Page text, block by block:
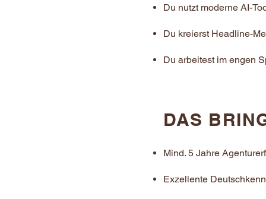
Du nutzt moderne AI-
Du kreierst Headline-
Du arbeitest im engen
DAS
Mind. 5 Jahre
Exzellente